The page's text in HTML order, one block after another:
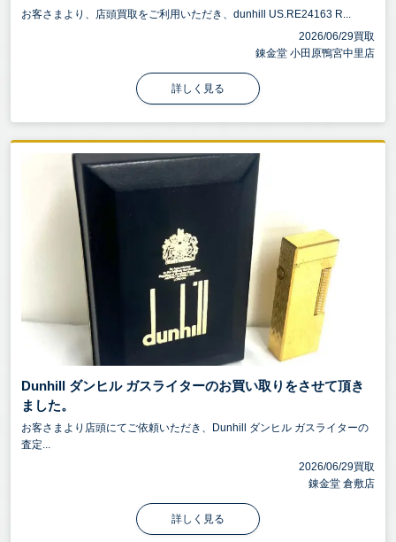
お客さまより、店頭買取をご利用いただき、dunhill US.RE24163 R...
2026/06/29買取
錬金堂 小田原鴨宮中里店
詳しく見る
Dunhill ダンヒル ガスライターのお買い取りをさせて頂き
ました。
お客さまより店頭にてご依頼いただき、Dunhill ダンヒル ガスライターの
査定...
2026/06/29買取
錬金堂 倉敷店
詳しく見る